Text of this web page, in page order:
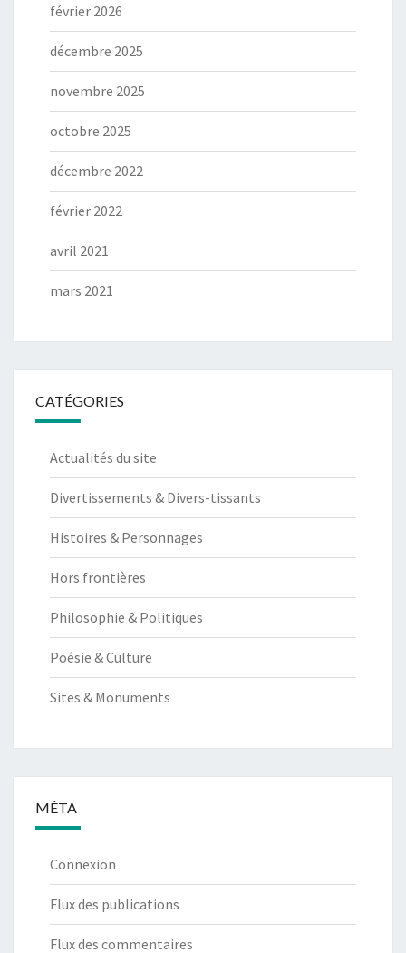
février 2026
décembre 2025
novembre 2025
octobre 2025
décembre 2022
février 2022
avril 2021
mars 2021
CATÉGORIES
Actualités du site
Divertissements & Divers-tissants
Histoires & Personnages
Hors frontières
Philosophie & Politiques
Poésie & Culture
Sites & Monuments
MÉTA
Connexion
Flux des publications
Flux des commentaires